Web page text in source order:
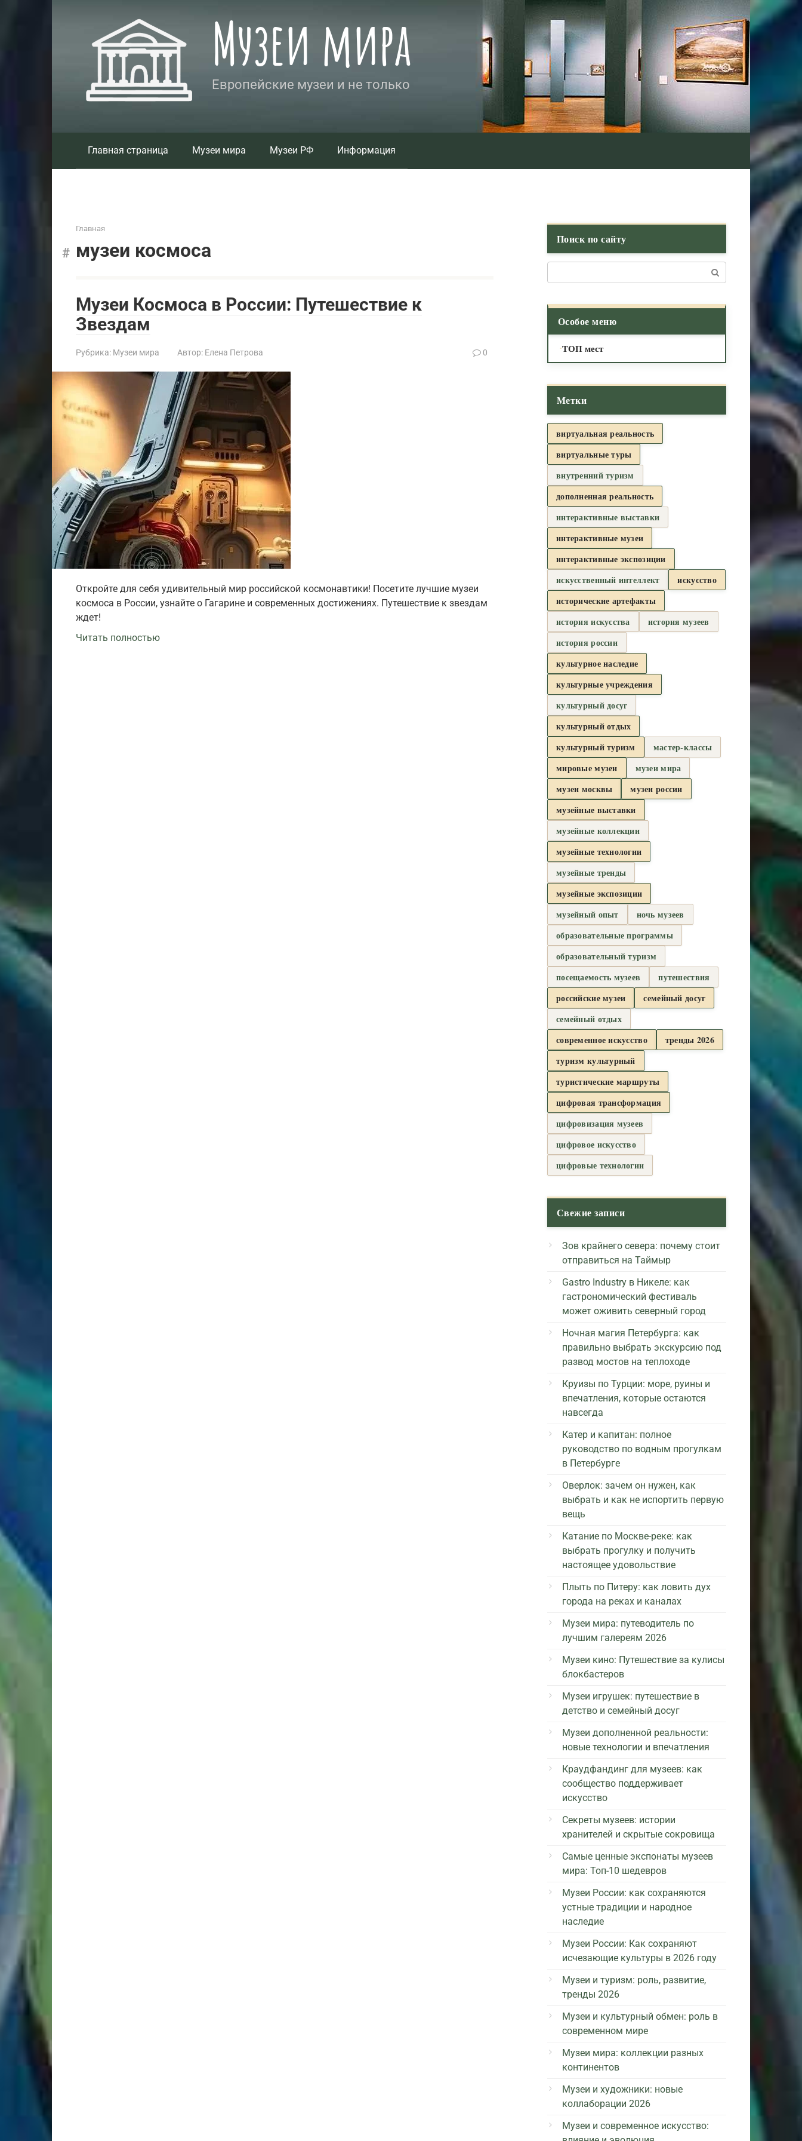
Музеи мира
Европейские музеи и не только
Главная страница Музеи мира Музеи РФ Информация
Главная
музеи космоса
Музеи Космоса в России: Путешествие к
Звездам
Рубрика: Музеи мира Автор: Елена Петрова 0
Откройте для себя удивительный мир российской космонавтики! Посетите лучшие музеи
космоса в России, узнайте о Гагарине и современных достижениях. Путешествие к звездам
ждет!
Читать полностью
Поиск по сайту
Особое меню
ТОП мест
Метки
виртуальная реальность
виртуальные туры
внутренний туризм
дополненная реальность
интерактивные выставки
интерактивные музеи
интерактивные экспозиции
искусственный интеллект
искусство
исторические артефакты
история искусства
история музеев
история россии
культурное наследие
культурные учреждения
культурный досуг
культурный отдых
культурный туризм
мастер-классы
мировые музеи
музеи мира
музеи москвы
музеи россии
музейные выставки
музейные коллекции
музейные технологии
музейные тренды
музейные экспозиции
музейный опыт
ночь музеев
образовательные программы
образовательный туризм
посещаемость музеев
путешествия
российские музеи
семейный досуг
семейный отдых
современное искусство
тренды 2026
туризм культурный
туристические маршруты
цифровая трансформация
цифровизация музеев
цифровое искусство
цифровые технологии
Свежие записи
Зов крайнего севера: почему стоит
отправиться на Таймыр
Gastro Industry в Никеле: как
гастрономический фестиваль
может оживить северный город
Ночная магия Петербурга: как
правильно выбрать экскурсию под
развод мостов на теплоходе
Круизы по Турции: море, руины и
впечатления, которые остаются
навсегда
Катер и капитан: полное
руководство по водным прогулкам
в Петербурге
Оверлок: зачем он нужен, как
выбрать и как не испортить первую
вещь
Катание по Москве-реке: как
выбрать прогулку и получить
настоящее удовольствие
Плыть по Питеру: как ловить дух
города на реках и каналах
Музеи мира: путеводитель по
лучшим галереям 2026
Музеи кино: Путешествие за кулисы
блокбастеров
Музеи игрушек: путешествие в
детство и семейный досуг
Музеи дополненной реальности:
новые технологии и впечатления
Краудфандинг для музеев: как
сообщество поддерживает
искусство
Секреты музеев: истории
хранителей и скрытые сокровища
Самые ценные экспонаты музеев
мира: Топ-10 шедевров
Музеи России: как сохраняются
устные традиции и народное
наследие
Музеи России: Как сохраняют
исчезающие культуры в 2026 году
Музеи и туризм: роль, развитие,
тренды 2026
Музеи и культурный обмен: роль в
современном мире
Музеи мира: коллекции разных
континентов
Музеи и художники: новые
коллаборации 2026
Музеи и современное искусство: